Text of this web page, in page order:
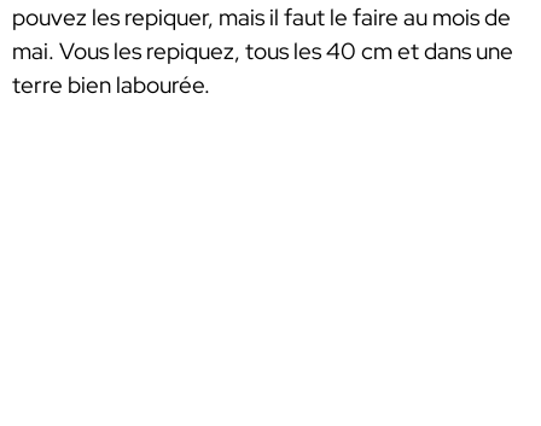
pouvez les repiquer, mais il faut le faire au mois de
mai. Vous les repiquez, tous les 40 cm et dans une
terre bien labourée.